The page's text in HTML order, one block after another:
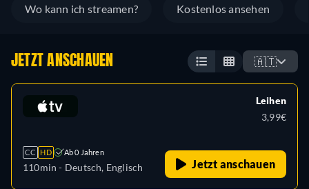
Wo kann ich streamen? Kostenlos ansehen
JETZT ANSCHAUEN 🇦🇹
CC HD Ab 0 Jahren
110min - Deutsch, Englisch
Leihen
3,99€
Jetzt anschauen